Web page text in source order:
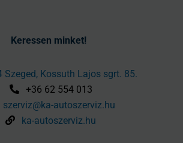
Keressen minket!
Szeged, Kossuth Lajos sgrt. 85.
+36 62 554 013
szerviz@ka-autoszerviz.hu
ka-autoszerviz.hu